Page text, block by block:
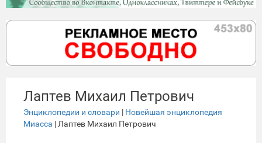
Лаптев Михаил Петрович
Энциклопедии и словари | Новейшая энциклопедия
Миасса | Лаптев Михаил Петрович